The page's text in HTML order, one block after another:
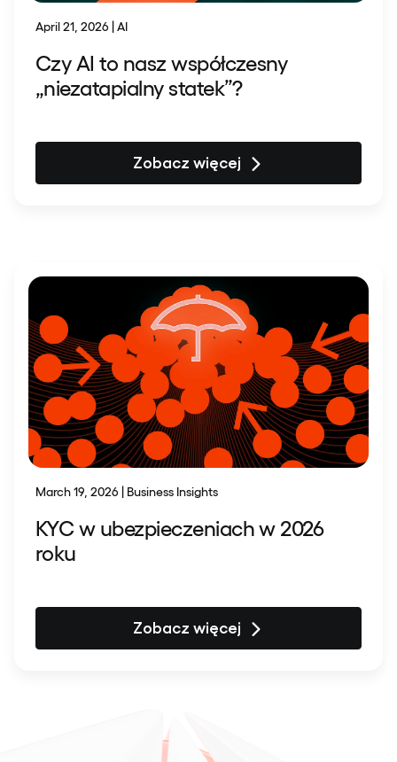
April 21, 2026 | AI
Czy AI to nasz współczesny
„niezatapialny statek”?
Zobacz więcej
March 19, 2026 | Business Insights
KYC w ubezpieczeniach w 2026
roku
Zobacz więcej